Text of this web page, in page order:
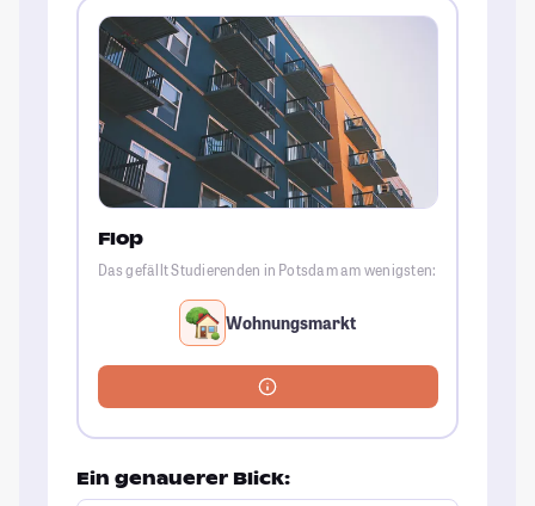
Flop
Das gefällt Studierenden in Potsdam am wenigsten:
Wohnungsmarkt
Ein genauerer Blick: